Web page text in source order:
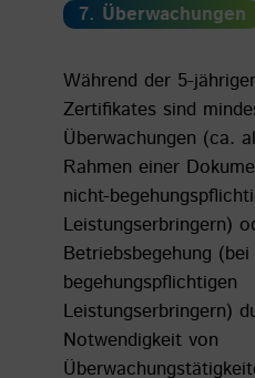
7. Überwachungen
Während der 5-
Zertifikates sind
Überwachungen (ca.
Rahmen einer
nicht-
Leistungserbringern)
Betriebsbegehung (bei
begehungspflichtigen
Leistungserbringern)
Notwendigkeit von